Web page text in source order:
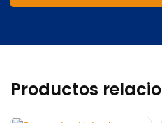
Productos